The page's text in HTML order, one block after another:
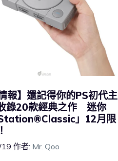
報】還記得你的PS初代主
錄20款經典之作 迷你
」12月限
作者: Mr. Qoo